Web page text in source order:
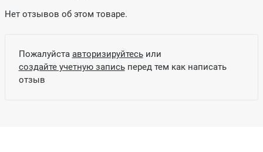
Нет отзывов об этом товаре.
Пожалуйста авторизируйтесьили
создайте учетную записьперед тем как написать
отзыв